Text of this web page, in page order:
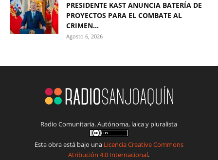
PRESIDENTE KAST ANUNCIA BATERÍA DE
PROYECTOS PARA EL COMBATE AL
CRIMEN...
Agosto 6, 2026
Radio Comunitaria. Autónoma, laica y pluralista
Esta obra está bajo una Licencia Creative Commons
Atribución 4.0 Internacional.